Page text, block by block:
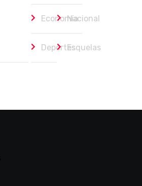
EconomíaNacional
DeportesEsquelas